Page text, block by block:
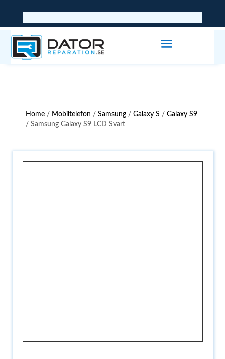
Home / Mobiltelefon /Samsung /Galaxy S /Galaxy S9
/ Samsung Galaxy S9 LCD Svart